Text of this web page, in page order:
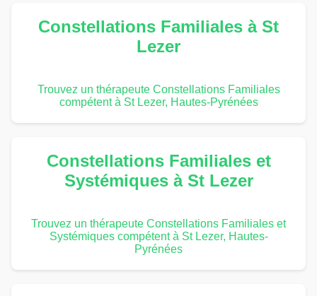
Constellations Familiales à St
Lezer
Trouvez un thérapeute Constellations Familiales
compétent à St Lezer, Hautes-Pyrénées
Constellations Familiales et
Systémiques à St Lezer
Trouvez un thérapeute Constellations Familiales et
Systémiques compétent à St Lezer, Hautes-
Pyrénées